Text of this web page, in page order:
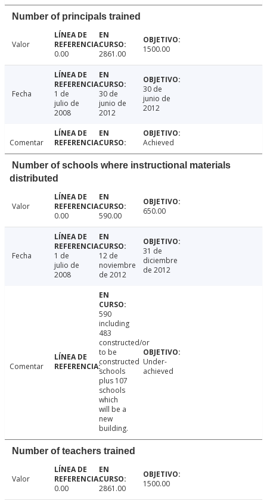
Number of principals trained
Valor
0.00
2861.00 1500.00
Fecha
1 de
julio de
2008
30 de
junio de
2012
30 de
junio de
2012
Comentar Achieved
Number of schools where instructional materials
distributed
Valor
0.00
590.00 650.00
Fecha
1 de
julio de
2008
12 de
noviembre
de 2012
31 de
diciembre
de 2012
Comentar
590
including
483
constructed/or
to be
constructed
schools
plus 107
schools
which
will be a
new
building.
Under-
achieved
Number of teachers trained
Valor
0.00
2861.00 1500.00